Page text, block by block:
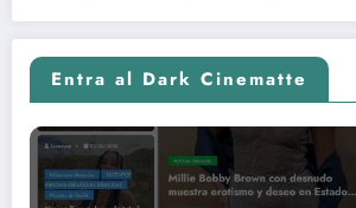
Entra al Dark Cinematte